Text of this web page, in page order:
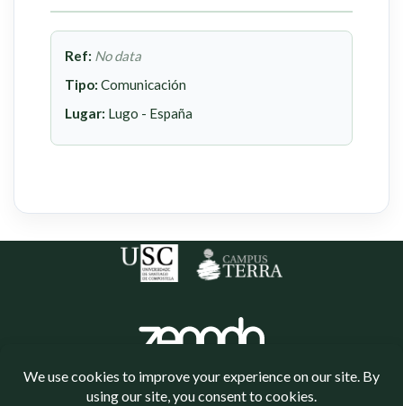
Ref: No data
Tipo: Comunicación
Lugar: Lugo - España